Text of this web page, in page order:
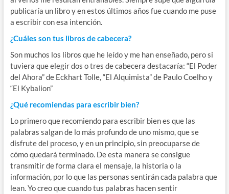
publicaría un libro y en estos últimos años fue cuando me puse
a escribir con esa intención.
¿Cuáles son tus libros de cabecera?
Son muchos los libros que he leído y me han enseñado, pero si
tuviera que elegir dos o tres de cabecera destacaría: “El Poder
del Ahora” de Eckhart Tolle, “El Alquimista” de Paulo Coelho y
“El Kybalion”
¿Qué recomiendas para escribir bien?
Lo primero que recomiendo para escribir bien es que las
palabras salgan de lo más profundo de uno mismo, que se
disfrute del proceso, y en un principio, sin preocuparse de
cómo quedará terminado. De esta manera se consigue
transmitir de forma clara el mensaje, la historia o la
información, por lo que las personas sentirán cada palabra que
lean. Yo creo que cuando tus palabras hacen sentir